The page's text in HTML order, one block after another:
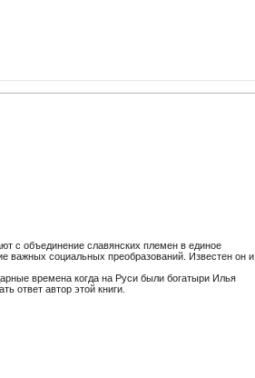
с объединение славянских племен в единое
важных социальных преобразований. Известен он и
времена когда на Руси были богатыри Илья
ответ автор этой книги.